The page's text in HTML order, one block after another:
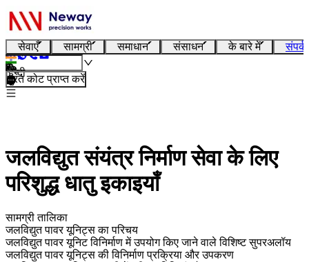
सेवाएँ सामग्री समाधान संसाधन के बारे में
हिन्दी
तुरंत कोट प्राप्त करें
जलविद्युत संयंत्र निर्माण सेवा के लिए
परिशुद्ध धातु इकाइयाँ
सामग्री तालिका
जलविद्युत पावर यूनिट्स का परिचय
जलविद्युत पावर यूनिट विनिर्माण में उपयोग किए जाने वाले विशिष्ट सुपरअलॉय
जलविद्युत पावर यूनिट्स की विनिर्माण प्रक्रिया और उपकरण